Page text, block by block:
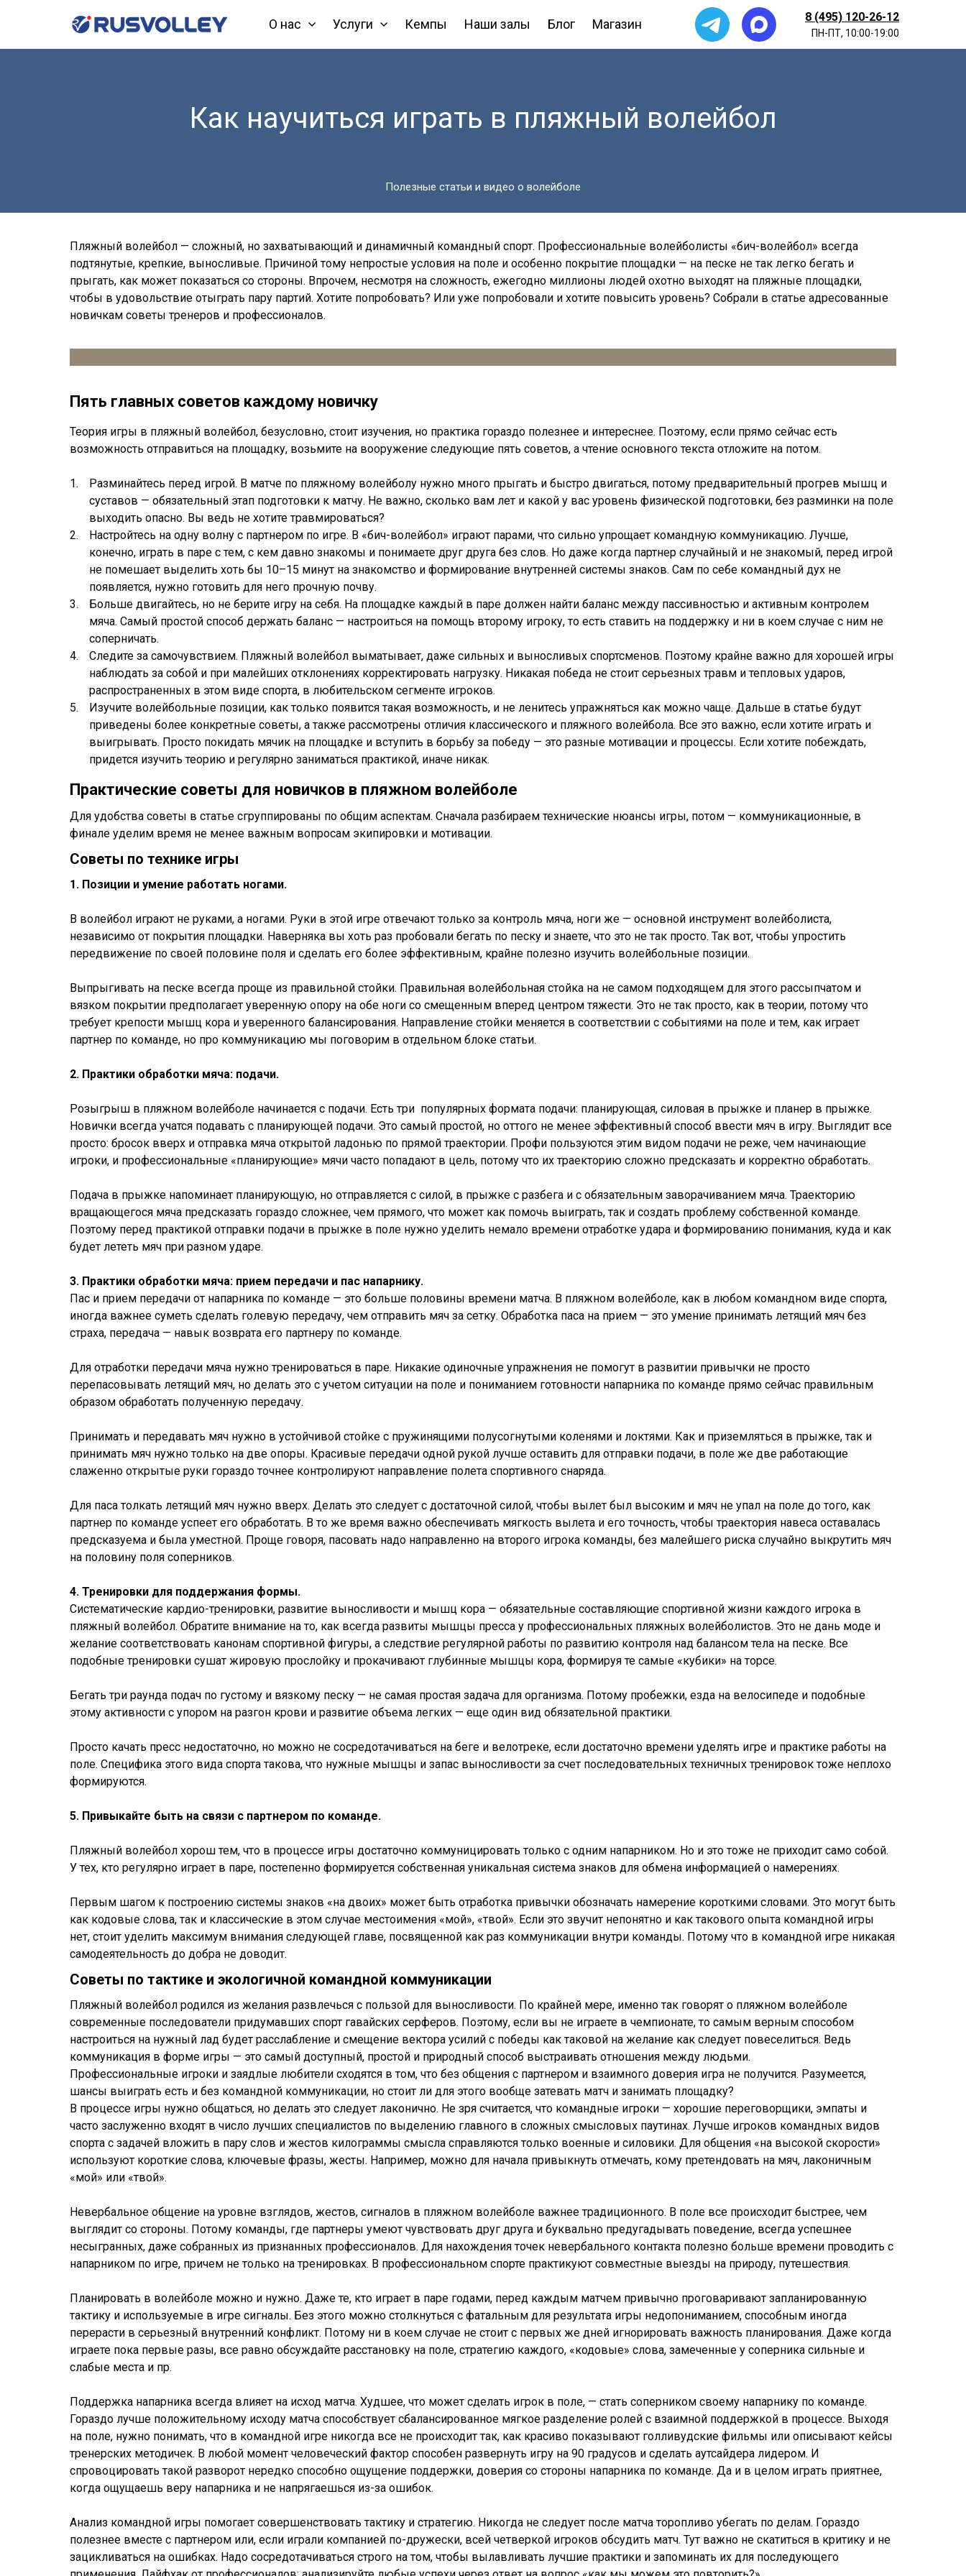
О нас Услуги Кемпы Наши залы Блог Магазин 8 (495) 120-26-12
ПН-ПТ, 10:00-19:00
Как научиться играть в пляжный волейбол
Полезные статьи и видео о волейболе
Пляжный волейбол — сложный, но захватывающий и динамичный командный спорт. Профессиональные волейболисты «бич-волейбол» всегда
подтянутые, крепкие, выносливые. Причиной тому непростые условия на поле и особенно покрытие площадки — на песке не так легко бегать и
прыгать, как может показаться со стороны. Впрочем, несмотря на сложность, ежегодно миллионы людей охотно выходят на пляжные площадки,
чтобы в удовольствие отыграть пару партий. Хотите попробовать? Или уже попробовали и хотите повысить уровень? Собрали в статье адресованные
новичкам советы тренеров и профессионалов.
Пять главных советов каждому новичку
Теория игры в пляжный волейбол, безусловно, стоит изучения, но практика гораздо полезнее и интереснее. Поэтому, если прямо сейчас есть
возможность отправиться на площадку, возьмите на вооружение следующие пять советов, а чтение основного текста отложите на потом.
Разминайтесь перед игрой. В матче по пляжному волейболу нужно много прыгать и быстро двигаться, потому предварительный прогрев мышц и
суставов — обязательный этап подготовки к матчу. Не важно, сколько вам лет и какой у вас уровень физической подготовки, без разминки на поле
выходить опасно. Вы ведь не хотите травмироваться?
Настройтесь на одну волну с партнером по игре. В «бич-волейбол» играют парами, что сильно упрощает командную коммуникацию. Лучше,
конечно, играть в паре с тем, с кем давно знакомы и понимаете друг друга без слов. Но даже когда партнер случайный и не знакомый, перед игрой
не помешает выделить хоть бы 10–15 минут на знакомство и формирование внутренней системы знаков. Сам по себе командный дух не
появляется, нужно готовить для него прочную почву.
Больше двигайтесь, но не берите игру на себя. На площадке каждый в паре должен найти баланс между пассивностью и активным контролем
мяча. Самый простой способ держать баланс — настроиться на помощь второму игроку, то есть ставить на поддержку и ни в коем случае с ним не
соперничать.
Следите за самочувствием. Пляжный волейбол выматывает, даже сильных и выносливых спортсменов. Поэтому крайне важно для хорошей игры
наблюдать за собой и при малейших отклонениях корректировать нагрузку. Никакая победа не стоит серьезных травм и тепловых ударов,
распространенных в этом виде спорта, в любительском сегменте игроков.
Изучите волейбольные позиции, как только появится такая возможность, и не ленитесь упражняться как можно чаще. Дальше в статье будут
приведены более конкретные советы, а также рассмотрены отличия классического и пляжного волейбола. Все это важно, если хотите играть и
выигрывать. Просто покидать мячик на площадке и вступить в борьбу за победу — это разные мотивации и процессы. Если хотите побеждать,
придется изучить теорию и регулярно заниматься практикой, иначе никак.
Практические советы для новичков в пляжном волейболе
Для удобства советы в статье сгруппированы по общим аспектам. Сначала разбираем технические нюансы игры, потом — коммуникационные, в
финале уделим время не менее важным вопросам экипировки и мотивации.
Советы по технике игры
1. Позиции и умение работать ногами.
В волейбол играют не руками, а ногами. Руки в этой игре отвечают только за контроль мяча, ноги же — основной инструмент волейболиста,
независимо от покрытия площадки. Наверняка вы хоть раз пробовали бегать по песку и знаете, что это не так просто. Так вот, чтобы упростить
передвижение по своей половине поля и сделать его более эффективным, крайне полезно изучить волейбольные позиции.
Выпрыгивать на песке всегда проще из правильной стойки. Правильная волейбольная стойка на не самом подходящем для этого рассыпчатом и
вязком покрытии предполагает уверенную опору на обе ноги со смещенным вперед центром тяжести. Это не так просто, как в теории, потому что
требует крепости мышц кора и уверенного балансирования. Направление стойки меняется в соответствии с событиями на поле и тем, как играет
партнер по команде, но про коммуникацию мы поговорим в отдельном блоке статьи.
2. Практики обработки мяча: подачи.
Розыгрыш в пляжном волейболе начинается с подачи. Есть три популярных формата подачи: планирующая, силовая в прыжке и планер в прыжке.
Новички всегда учатся подавать с планирующей подачи. Это самый простой, но оттого не менее эффективный способ ввести мяч в игру. Выглядит все
просто: бросок вверх и отправка мяча открытой ладонью по прямой траектории. Профи пользуются этим видом подачи не реже, чем начинающие
игроки, и профессиональные «планирующие» мячи часто попадают в цель, потому что их траекторию сложно предсказать и корректно обработать.
Подача в прыжке напоминает планирующую, но отправляется с силой, в прыжке с разбега и с обязательным заворачиванием мяча. Траекторию
вращающегося мяча предсказать гораздо сложнее, чем прямого, что может как помочь выиграть, так и создать проблему собственной команде.
Поэтому перед практикой отправки подачи в прыжке в поле нужно уделить немало времени отработке удара и формированию понимания, куда и как
будет лететь мяч при разном ударе.
3. Практики обработки мяча: прием передачи и пас напарнику.
Пас и прием передачи от напарника по команде — это больше половины времени матча. В пляжном волейболе, как в любом командном виде спорта,
иногда важнее суметь сделать голевую передачу, чем отправить мяч за сетку. Обработка паса на прием — это умение принимать летящий мяч без
страха, передача — навык возврата его партнеру по команде.
Для отработки передачи мяча нужно тренироваться в паре. Никакие одиночные упражнения не помогут в развитии привычки не просто
перепасовывать летящий мяч, но делать это с учетом ситуации на поле и пониманием готовности напарника по команде прямо сейчас правильным
образом обработать полученную передачу.
Принимать и передавать мяч нужно в устойчивой стойке с пружинящими полусогнутыми коленями и локтями. Как и приземляться в прыжке, так и
принимать мяч нужно только на две опоры. Красивые передачи одной рукой лучше оставить для отправки подачи, в поле же две работающие
слаженно открытые руки гораздо точнее контролируют направление полета спортивного снаряда.
Для паса толкать летящий мяч нужно вверх. Делать это следует с достаточной силой, чтобы вылет был высоким и мяч не упал на поле до того, как
партнер по команде успеет его обработать. В то же время важно обеспечивать мягкость вылета и его точность, чтобы траектория навеса оставалась
предсказуема и была уместной. Проще говоря, пасовать надо направленно на второго игрока команды, без малейшего риска случайно выкрутить мяч
на половину поля соперников.
4. Тренировки для поддержания формы.
Систематические кардио-тренировки, развитие выносливости и мышц кора — обязательные составляющие спортивной жизни каждого игрока в
пляжный волейбол. Обратите внимание на то, как всегда развиты мышцы пресса у профессиональных пляжных волейболистов. Это не дань моде и
желание соответствовать канонам спортивной фигуры, а следствие регулярной работы по развитию контроля над балансом тела на песке. Все
подобные тренировки сушат жировую прослойку и прокачивают глубинные мышцы кора, формируя те самые «кубики» на торсе.
Бегать три раунда подач по густому и вязкому песку — не самая простая задача для организма. Потому пробежки, езда на велосипеде и подобные
этому активности с упором на разгон крови и развитие объема легких — еще один вид обязательной практики.
Просто качать пресс недостаточно, но можно не сосредотачиваться на беге и велотреке, если достаточно времени уделять игре и практике работы на
поле. Специфика этого вида спорта такова, что нужные мышцы и запас выносливости за счет последовательных техничных тренировок тоже неплохо
формируются.
5. Привыкайте быть на связи с партнером по команде.
Пляжный волейбол хорош тем, что в процессе игры достаточно коммуницировать только с одним напарником. Но и это тоже не приходит само собой.
У тех, кто регулярно играет в паре, постепенно формируется собственная уникальная система знаков для обмена информацией о намерениях.
Первым шагом к построению системы знаков «на двоих» может быть отработка привычки обозначать намерение короткими словами. Это могут быть
как кодовые слова, так и классические в этом случае местоимения «мой», «твой». Если это звучит непонятно и как такового опыта командной игры
нет, стоит уделить максимум внимания следующей главе, посвященной как раз коммуникации внутри команды. Потому что в командной игре никакая
самодеятельность до добра не доводит.
Советы по тактике и экологичной командной коммуникации
Пляжный волейбол родился из желания развлечься с пользой для выносливости. По крайней мере, именно так говорят о пляжном волейболе
современные последователи придумавших спорт гавайских серферов. Поэтому, если вы не играете в чемпионате, то самым верным способом
настроиться на нужный лад будет расслабление и смещение вектора усилий с победы как таковой на желание как следует повеселиться. Ведь
коммуникация в форме игры — это самый доступный, простой и природный способ выстраивать отношения между людьми.
Профессиональные игроки и заядлые любители сходятся в том, что без общения с партнером и взаимного доверия игра не получится. Разумеется,
шансы выиграть есть и без командной коммуникации, но стоит ли для этого вообще затевать матч и занимать площадку?
В процессе игры нужно общаться, но делать это следует лаконично. Не зря считается, что командные игроки — хорошие переговорщики, эмпаты и
часто заслуженно входят в число лучших специалистов по выделению главного в сложных смысловых паутинах. Лучше игроков командных видов
спорта с задачей вложить в пару слов и жестов килограммы смысла справляются только военные и силовики. Для общения «на высокой скорости»
используют короткие слова, ключевые фразы, жесты. Например, можно для начала привыкнуть отмечать, кому претендовать на мяч, лаконичным
«мой» или «твой».
Невербальное общение на уровне взглядов, жестов, сигналов в пляжном волейболе важнее традиционного. В поле все происходит быстрее, чем
выглядит со стороны. Потому команды, где партнеры умеют чувствовать друг друга и буквально предугадывать поведение, всегда успешнее
несыгранных, даже собранных из признанных профессионалов. Для нахождения точек невербального контакта полезно больше времени проводить с
напарником по игре, причем не только на тренировках. В профессиональном спорте практикуют совместные выезды на природу, путешествия.
Планировать в волейболе можно и нужно. Даже те, кто играет в паре годами, перед каждым матчем привычно проговаривают запланированную
тактику и используемые в игре сигналы. Без этого можно столкнуться с фатальным для результата игры недопониманием, способным иногда
перерасти в серьезный внутренний конфликт. Потому ни в коем случае не стоит с первых же дней игнорировать важность планирования. Даже когда
играете пока первые разы, все равно обсуждайте расстановку на поле, стратегию каждого, «кодовые» слова, замеченные у соперника сильные и
слабые места и пр.
Поддержка напарника всегда влияет на исход матча. Худшее, что может сделать игрок в поле, — стать соперником своему напарнику по команде.
Гораздо лучше положительному исходу матча способствует сбалансированное мягкое разделение ролей с взаимной поддержкой в процессе. Выходя
на поле, нужно понимать, что в командной игре никогда все не происходит так, как красиво показывают голливудские фильмы или описывают кейсы
тренерских методичек. В любой момент человеческий фактор способен развернуть игру на 90 градусов и сделать аутсайдера лидером. И
спровоцировать такой разворот нередко способно ощущение поддержки, доверия со стороны напарника по команде. Да и в целом играть приятнее,
когда ощущаешь веру напарника и не напрягаешься из-за ошибок.
Анализ командной игры помогает совершенствовать тактику и стратегию. Никогда не следует после матча торопливо убегать по делам. Гораздо
полезнее вместе с партнером или, если играли компанией по-дружески, всей четверкой игроков обсудить матч. Тут важно не скатиться в критику и не
зацикливаться на ошибках. Надо сосредотачиваться строго на том, чтобы вылавливать лучшие практики и запоминать их для последующего